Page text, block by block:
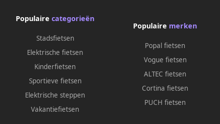
Populaire categorieën
Stadsfietsen
Elektrische fietsen
Kinderfietsen
Sportieve fietsen
Elektrische steppen
Vakantiefietsen
Populaire merken
Popal fietsen
Vogue fietsen
ALTEC fietsen
Cortina fietsen
PUCH fietsen